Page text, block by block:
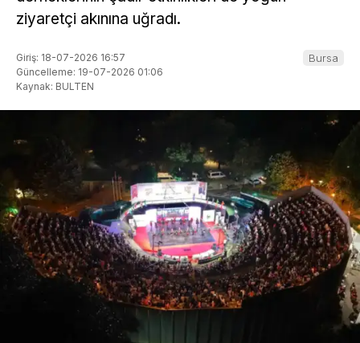
ziyaretçi akınına uğradı.
Giriş: 18-07-2026 16:57
Güncelleme: 19-07-2026 01:06
Kaynak: BULTEN
Bursa